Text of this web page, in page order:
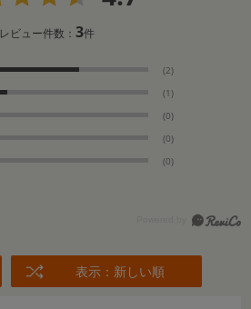
レビュー件数：3件
(2)
(1)
(0)
(0)
(0)
表示：新しい順